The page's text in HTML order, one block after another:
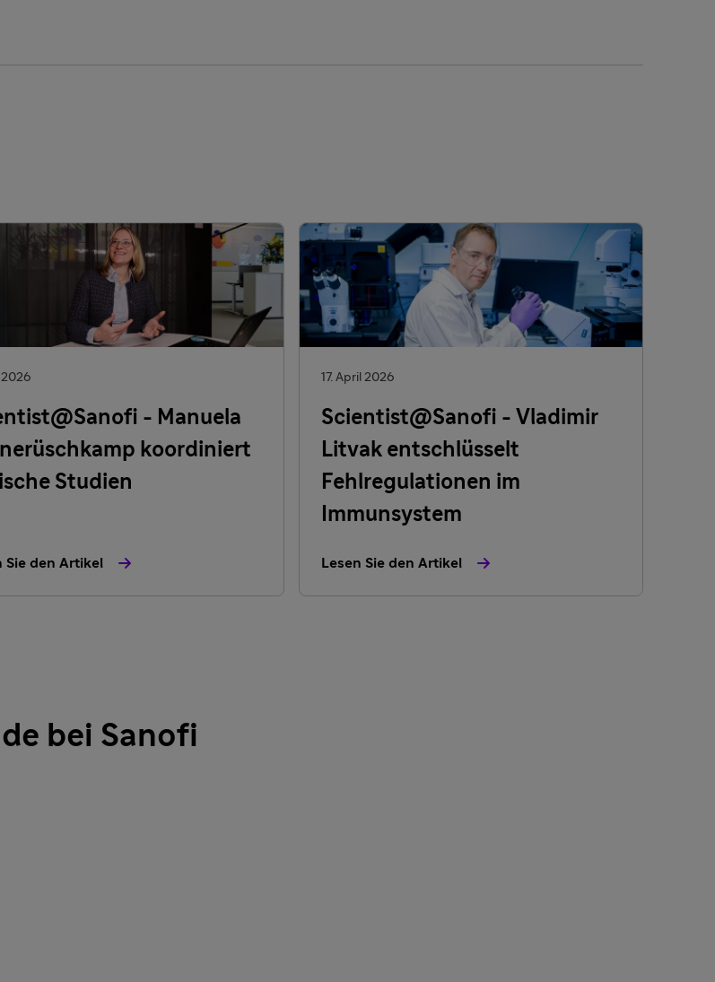
2026
- Manuela
koordiniert
Studien
Sie den Artikel
17. April 2026
Scientist@Sanofi - Vladimir
Litvak entschlüsselt
Fehlregulationen im
Immunsystem
Lesen Sie den Artikel
bei Sanofi